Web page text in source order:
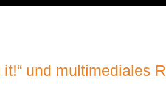
und multimediales